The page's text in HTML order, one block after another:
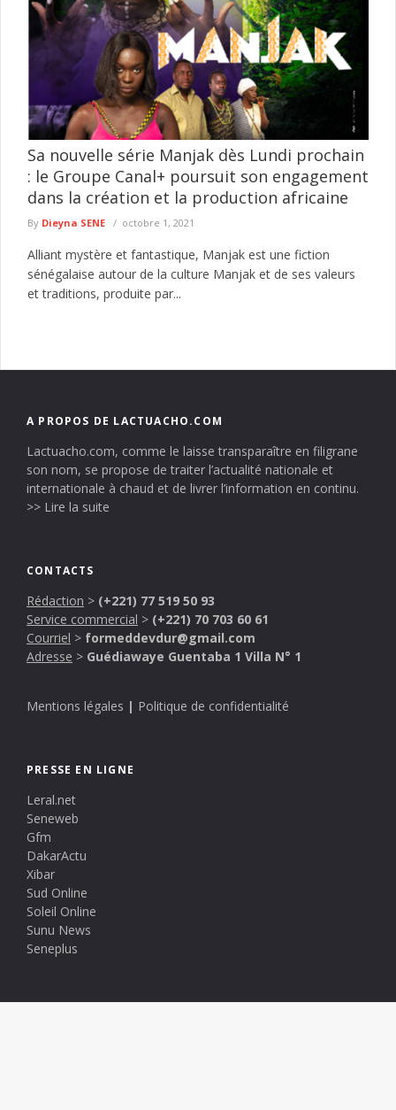
défèrement au parquet d’un individu mis en cause dans une
affaire de ...
lire plus
Sa nouvelle série Manjak dès Lundi prochain
: le Groupe Canal+ poursuit son engagement
dans la création et la production africaine
By Dieyna SENE octobre 1, 2021
Alliant mystère et fantastique, Manjak est une fiction
sénégalaise autour de la culture Manjak et de ses valeurs
et traditions, produite par...
A PROPOS DE LACTUACHO.COM
Lactuacho.com, comme le laisse transparaître en filigrane
son nom, se propose de traiter l’actualité nationale et
internationale à chaud et de livrer l’information en continu.
>> Lire la suite
CONTACTS
Rédaction > (+221) 77 519 50 93
Service commercial > (+221) 70 703 60 61
Courriel > formeddevdur@gmail.com
Adresse > Guédiawaye Guentaba 1 Villa N° 1
Mentions légales | Politique de confidentialité
PRESSE EN LIGNE
Leral.net
Seneweb
Gfm
DakarActu
Xibar
Sud Online
Soleil Online
Sunu News
Seneplus